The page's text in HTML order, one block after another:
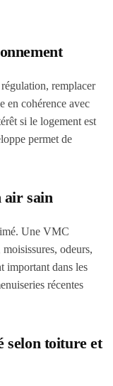
remplacer
en cohérence avec
si le logement est
permet de
air sain
Une VMC
odeurs,
important dans les
récentes
selon toiture et